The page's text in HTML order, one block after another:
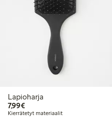
Lapioharja
7,99€7,99 €
Kierrätetyt materiaalit